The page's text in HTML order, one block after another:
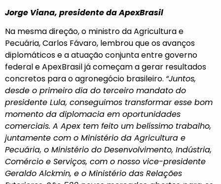
Jorge Viana, presidente da ApexBrasil
Na mesma direção, o ministro da Agricultura e
Pecuária, Carlos Fávaro, lembrou que os avanços
diplomáticos e a atuação conjunta entre governo
federal e ApexBrasil já começam a gerar resultados
concretos para o agronegócio brasileiro. “Juntos,
desde o primeiro dia do terceiro mandato do
presidente Lula, conseguimos transformar esse bom
momento da diplomacia em oportunidades
comerciais. A Apex tem feito um belíssimo trabalho,
juntamente com o Ministério da Agricultura e
Pecuária, o Ministério do Desenvolvimento, Indústria,
Comércio e Serviços, com o nosso vice-presidente
Geraldo Alckmin, e o Ministério das Relações